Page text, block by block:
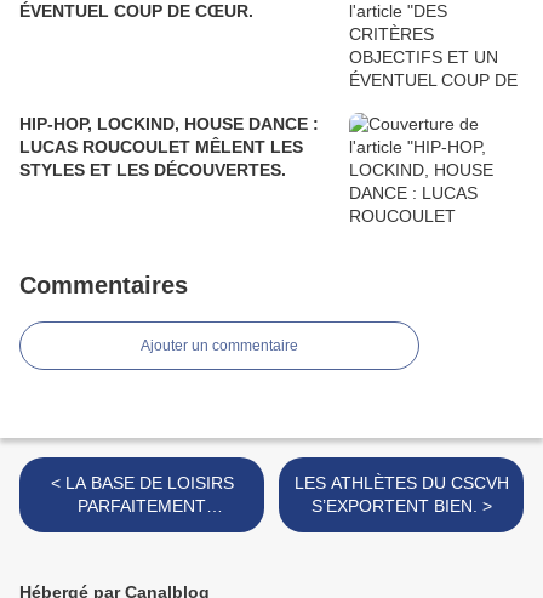
ÉVENTUEL COUP DE CŒUR.
HIP-HOP, LOCKIND, HOUSE DANCE :
LUCAS ROUCOULET MÊLENT LES
STYLES ET LES DÉCOUVERTES.
Commentaires
Ajouter un commentaire
< LA BASE DE LOISIRS
PARFAITEMENT
INTÉGRÉE DANS SON
LES ATHLÈTES DU CSCVH
S’EXPORTENT BIEN. >
Hébergé par Canalblog